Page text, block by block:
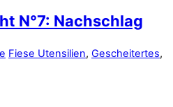
N°7: Nachschlag
Fiese Utensilien, Gescheitertes,